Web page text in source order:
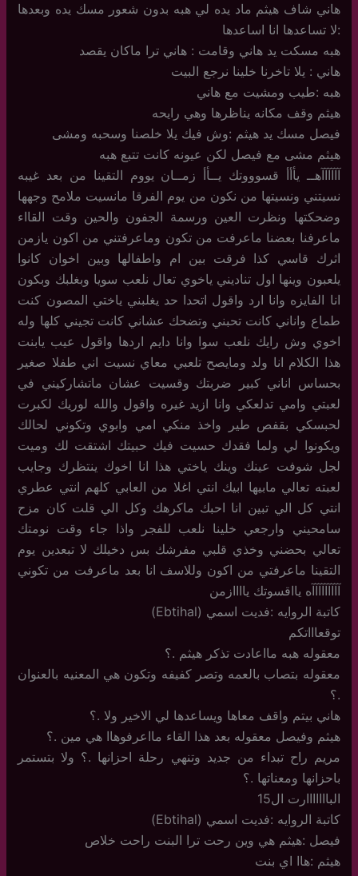
هاني شاف هيثم ماد يده لي هبه بدون شعور مسك يده وبعدها
:لا تساعدها انا اساعدها
هبه مسكت يد هاني وقامت : هاني ترا ماكان يقصد
هاني : يلا تاخرنا خلينا نرجع البيت
هبه :طيب ومشيت مع هاني
هيثم وقف مكانه يناظرها وهي رايحه
فيصل مسك يد هيثم :وش فيك يلا خلصنا وسحبه ومشى
هيثم مشى مع فيصل لكن عيونه كانت تتبع هبه
آآآآآآهــ يأأأ قسوووتك يــأأ زمــان يووم التقينا من بعد غيبه
نسيتني ونسيتها من نكون من يوم الفرقا مانسيت ملامح وجهها
وضحكتها ونظرت العين ورسمة الجفون والحين وقت القااء
ماعرفنا بعضنا ماعرفت من تكون وماعرفتني من اكون يازمن
اثرك قاسي كذا فرقت بين ام واطفالها وبين اخوان كانوا
يلعبون وينها اول تناديني ياخوي تعال نلعب سويا وبغلبك وبكون
انا الفايزه وانا ارد واقول اتحدا حد يغلبني ياختي المصون كنت
طماع واناني كانت تحبني وتضحك عشاني كانت تجيني كلها وله
اخوي وش رايك نلعب سوا وانا دايم اردها واقول عيب يابنت
هذا الكلام انا ولد ومايصح تلعبي معاي نسيت اني طفلا صغير
بحساس اناني كبير ضربتك وقسيت عشان ماتشاركيني في
لعبتي وامي تدلعكي وانا ازيد غيره واقول والله لوريك لكبرت
لحبسكي بقفص طير واخذ منكي امي وابوي وتكوني لحالك
ويكونوا لي ولما فقدك حسيت فيك حبيتك اشتقت لك وميت
لجل شوفت عينك وينك ياختي هذا انا اخوك ينتظرك وجايب
لعبته تعالي مابيها ابيك انتي اغلا من العابي كلهم انتي عطري
انتي كل الي تبين انا احبك ماكرهك وكل الي قلت كان مزح
سامحيني وارجعي خلينا نلعب للفجر واذا جاء وقت نومتك
تعالي بحضني وخذي قلبي مفرشك بس دخيلك لا تبعدين يوم
التقينا ماعرفتي من اكون وللاسف انا بعد ماعرفت من تكوني
آآآآآآآآآه يااقسوتك ياااازمن
كاتبة الروايه :فديت اسمي (Ebtihal)
توقعاااتكم
معقوله هبه مااعادت تذكر هيثم .؟
معقوله بتصاب بالعمه وتصر كفيفه وتكون هي المعنيه بالعنوان
.؟
هاني بيتم واقف معاها ويساعدها لي الاخير ولا .؟
هيثم وفيصل معقوله بعد هذا القاء مااعرفوهاا هي مين .؟
مريم راح تبداء من جديد وتنهي رحلة احزانها .؟ ولا بتستمر
باحزانها ومعناتها .؟
البااااااارت ال15
كاتبة الروايه :فديت اسمي (Ebtihal)
فيصل :هيثم هي وين رحت ترا البنت راحت خلاص
هيثم :هاا اي بنت